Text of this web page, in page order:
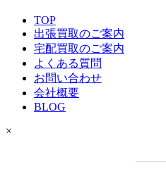
TOP
出張買取のご案内
宅配買取のご案内
よくある質問
お問い合わせ
会社概要
BLOG
×